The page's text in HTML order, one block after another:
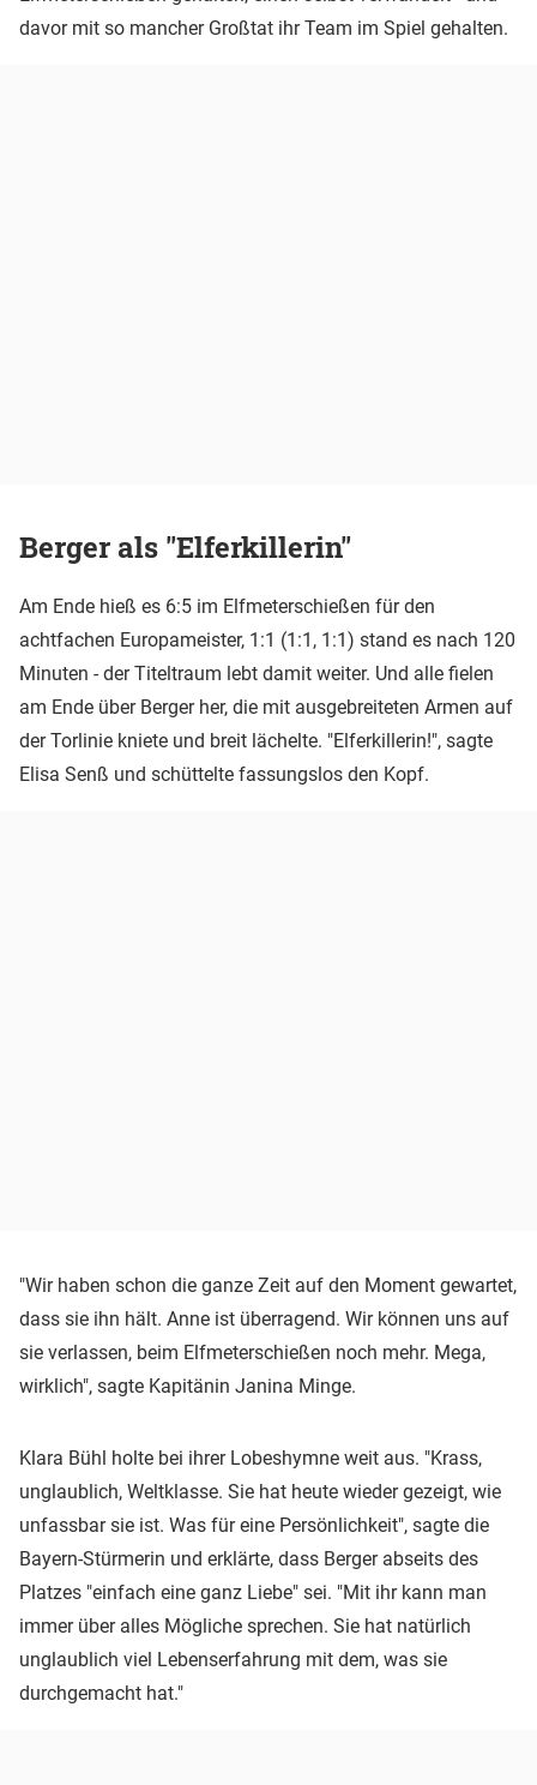
davor mit so mancher Großtat ihr Team im Spiel gehalten.
Berger als "Elferkillerin"
Am Ende hieß es 6:5 im Elfmeterschießen für den
achtfachen Europameister, 1:1 (1:1, 1:1) stand es nach 120
Minuten - der Titeltraum lebt damit weiter. Und alle fielen
am Ende über Berger her, die mit ausgebreiteten Armen auf
der Torlinie kniete und breit lächelte. "Elferkillerin!", sagte
Elisa Senß und schüttelte fassungslos den Kopf.
"Wir haben schon die ganze Zeit auf den Moment gewartet,
dass sie ihn hält. Anne ist überragend. Wir können uns auf
sie verlassen, beim Elfmeterschießen noch mehr. Mega,
wirklich", sagte Kapitänin Janina Minge.
Klara Bühl holte bei ihrer Lobeshymne weit aus. "Krass,
unglaublich, Weltklasse. Sie hat heute wieder gezeigt, wie
unfassbar sie ist. Was für eine Persönlichkeit", sagte die
Bayern-Stürmerin und erklärte, dass Berger abseits des
Platzes "einfach eine ganz Liebe" sei. "Mit ihr kann man
immer über alles Mögliche sprechen. Sie hat natürlich
unglaublich viel Lebenserfahrung mit dem, was sie
durchgemacht hat."